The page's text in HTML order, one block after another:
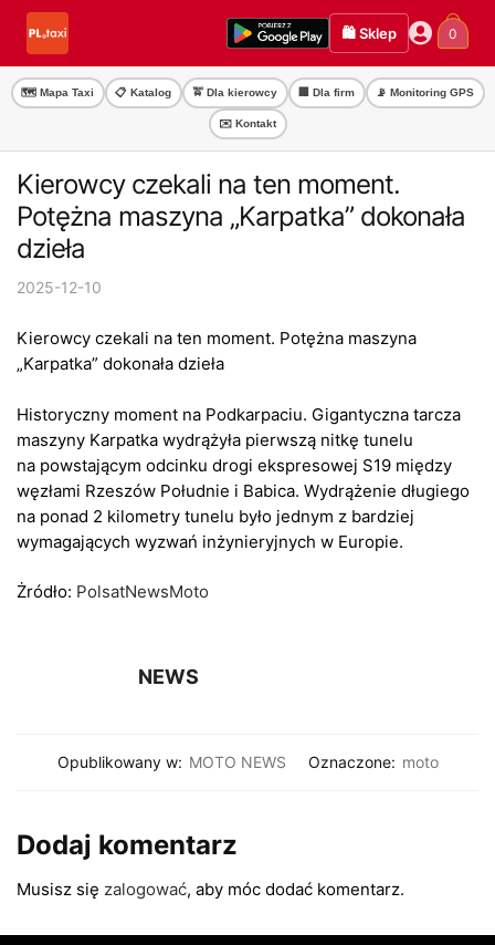
Przejdź
nawigacji
Przejdź
treści
🛍️ Sklep 0
🗺️ Mapa Taxi 📋 Katalog 🚖 Dla kierowcy 🏢 Dla firm 📡 Monitoring GPS
✉️ Kontakt
Kierowcy czekali na ten moment.
Potężna maszyna „Karpatka” dokonała
dzieła
2025-12-10
Kierowcy czekali na ten moment. Potężna maszyna
„Karpatka” dokonała dzieła
Historyczny moment na Podkarpaciu. Gigantyczna tarcza
maszyny Karpatka wydrążyła pierwszą nitkę tunelu
na powstającym odcinku drogi ekspresowej S19 między
węzłami Rzeszów Południe i Babica. Wydrążenie długiego
na ponad 2 kilometry tunelu było jednym z bardziej
wymagających wyzwań inżynieryjnych w Europie.
Żródło: PolsatNewsMoto
NEWS
Opublikowany w: MOTO NEWS Oznaczone: moto
Dodaj komentarz
Musisz się zalogować, aby móc dodać komentarz.